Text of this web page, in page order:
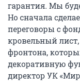
гарантия. Мы
Но сначала
переговоры с
кровельный лист,
фронтона,
декоративную
директор УК